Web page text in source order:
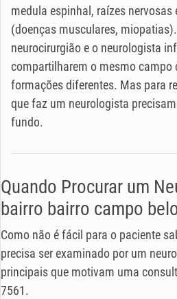
medula espinhal, raízes nervosas
(doenças musculares,
neurocirurgião e o neurologista
compartilharem o mesmo campo
formações diferentes. Mas para
que faz um neurologista
fundo.
Quando Procurar um
bairro bairro campo
Como não é fácil para o paciente
precisa ser examinado por um
principais que motivam uma
7561.